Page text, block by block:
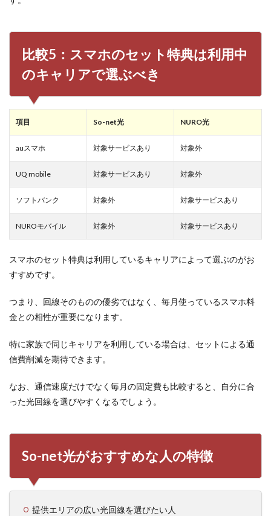
比較5：スマホのセット特典は利用中
のキャリアで選ぶべき
項目 So-net光 NURO光
auスマホ 対象サービスあり 対象外
UQ mobile 対象サービスあり 対象外
ソフトバンク 対象外 対象サービスあり
NUROモバイル 対象外 対象サービスあり
スマホのセット特典は利用しているキャリアによって選ぶのがお
すすめです。
つまり、回線そのものの優劣ではなく、毎月使っているスマホ料
金との相性が重要になります。
特に家族で同じキャリアを利用している場合は、セットによる通
信費削減を期待できます。
なお、通信速度だけでなく毎月の固定費も比較すると、自分に合
った光回線を選びやすくなるでしょう。
So-net光がおすすめな人の特徴
提供エリアの広い光回線を選びたい人